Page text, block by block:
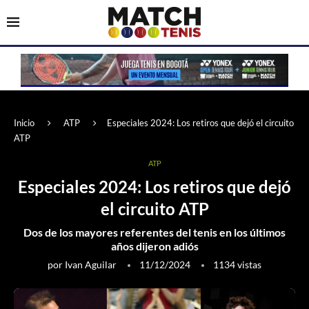
Inicio ATP
Especiales 2024: Los retiros que dejó el circuito
ATP
ATP
Especiales 2024: Los retiros que dejó
el circuito ATP
Dos de los mayores referentes del tenis en los últimos
años dijeron adiós
por Ivan Aguilar 11/12/2024 1134vistas